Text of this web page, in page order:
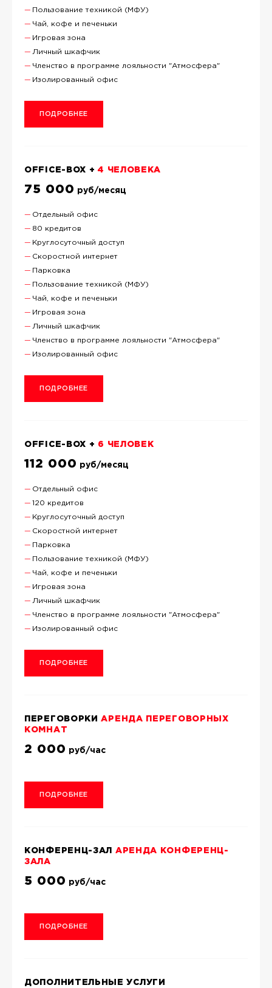
Пользование техникой (МФУ)
Чай, кофе и печеньки
Игровая зона
Личный шкафчик
Членство в программе лояльности "Атмосфера"
Изолированный офис
ПОДРОБНЕЕ
OFFICE-BOX +4 ЧЕЛОВЕКА
75 000 руб/месяц
Отдельный офис
80 кредитов
Круглосуточный доступ
Скоростной интернет
Парковка
Пользование техникой (МФУ)
Чай, кофе и печеньки
Игровая зона
Личный шкафчик
Членство в программе лояльности "Атмосфера"
Изолированный офис
ПОДРОБНЕЕ
OFFICE-BOX + 6 ЧЕЛОВЕК
112 000 руб/месяц
Отдельный офис
120 кредитов
Круглосуточный доступ
Скоростной интернет
Парковка
Пользование техникой (МФУ)
Чай, кофе и печеньки
Игровая зона
Личный шкафчик
Членство в программе лояльности "Атмосфера"
Изолированный офис
ПОДРОБНЕЕ
ПЕРЕГОВОРКИАРЕНДА ПЕРЕГОВОРНЫХ
КОМНАТ
2 000 руб/час
ПОДРОБНЕЕ
КОНФЕРЕНЦ-ЗАЛ АРЕНДА КОНФЕРЕНЦ-
ЗАЛА
5 000 руб/час
ПОДРОБНЕЕ
ДОПОЛНИТЕЛЬНЫЕ УСЛУГИ